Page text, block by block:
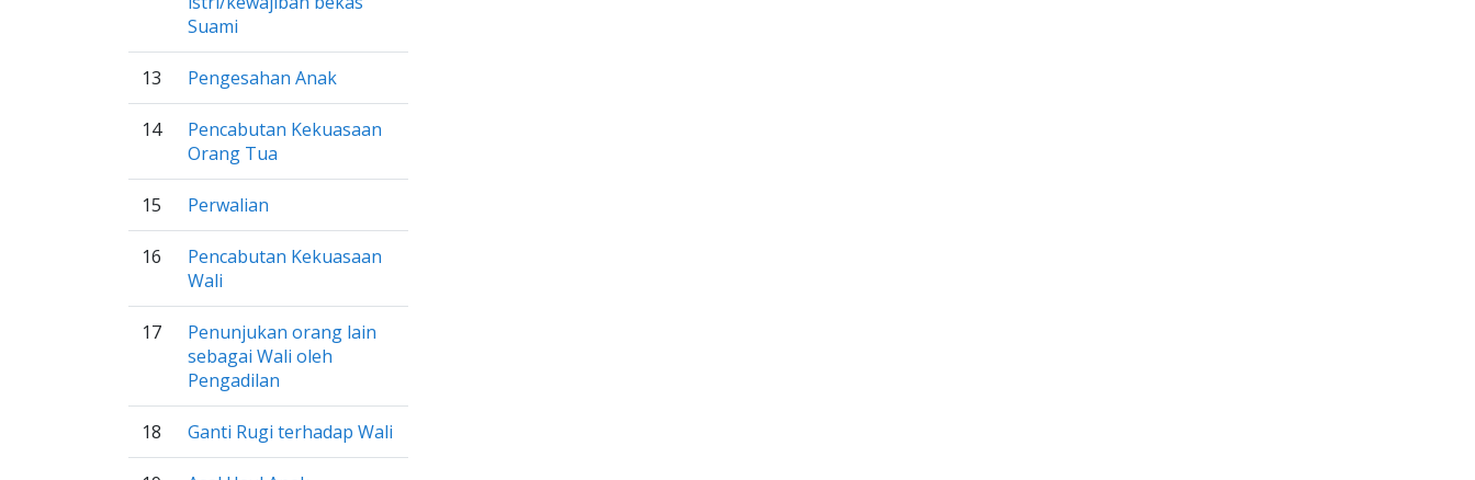
Suami
13 Pengesahan Anak
14
Pencabutan Kekuasaan
Orang Tua
15 Perwalian
16
Pencabutan Kekuasaan
Wali
17
Penunjukan orang lain
sebagai Wali oleh
Pengadilan
18 Ganti Rugi terhadap Wali